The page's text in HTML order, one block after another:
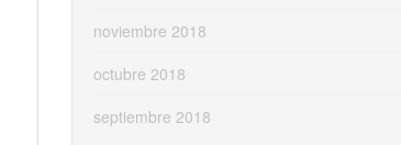
noviembre 2018
octubre 2018
septiembre 2018